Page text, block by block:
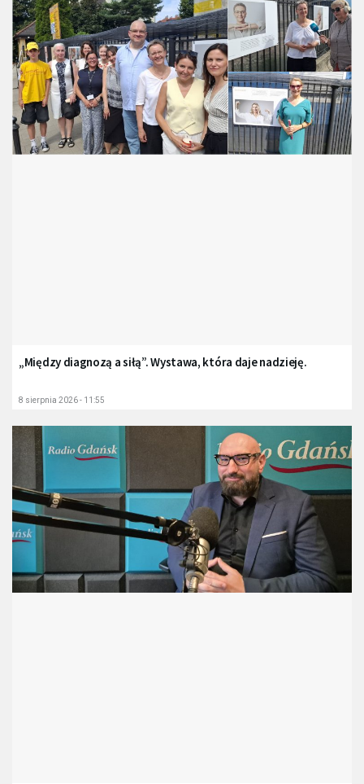
„Między diagnozą a siłą”. Wystawa, która daje nadzieję.
8 sierpnia 2026 - 11:55